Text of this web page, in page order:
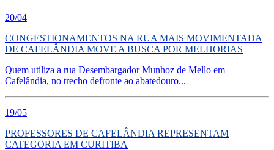
20/04
CONGESTIONAMENTOS NA RUA MAIS MOVIMENTADA
DE CAFELÂNDIA MOVE A BUSCA POR MELHORIAS
Quem utiliza a rua Desembargador Munhoz de Mello em
Cafelândia, no trecho defronte ao abatedouro...
19/05
PROFESSORES DE CAFELÂNDIA REPRESENTAM
CATEGORIA EM CURITIBA